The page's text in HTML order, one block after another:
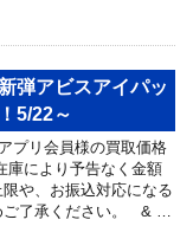
弾アビスアイパッ
5/22～
プリ会員様の買取価格
庫により予告なく金額
や、お振込対応になる
ご了承ください。 & …